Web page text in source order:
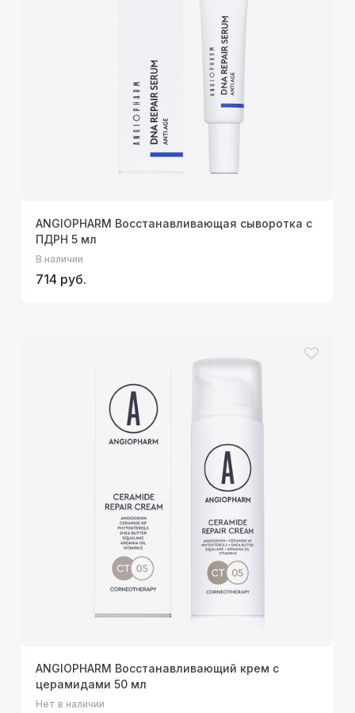
ANGIOPHARM Восстанавливающая сыворотка с
ПДРН 5 мл
В наличии
714 руб.
ANGIOPHARM Восстанавливающий крем с
церамидами 50 мл
Нет в наличии